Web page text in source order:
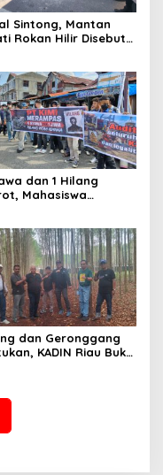
Sintong, Mantan
Rokan Hilir Disebut
Usut Dividen Rp331,7
dan 1 Hilang
Mahasiswa
dan Geronggang
KADIN Riau Buka